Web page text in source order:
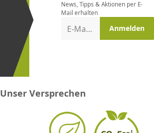
und bei
Aktionen
News, Tipps & Aktionen per E-
Mail erhalten
E-Mail-Adresse Anmelden
Unser Versprechen